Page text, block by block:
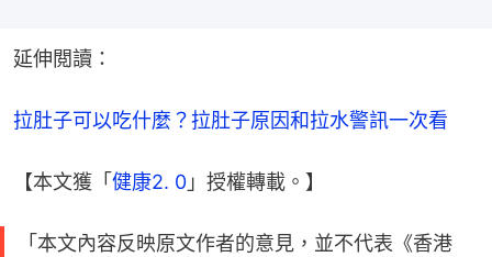
延伸閲讀：
拉肚子可以吃什麼？拉肚子原因和拉水警訊一次看
【本文獲「 健康2. 0 」授權轉載。】
「本文內容反映原文作者的意見，並不代表《香港